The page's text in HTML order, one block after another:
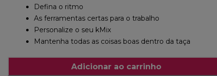
Defina o ritmo
As ferramentas certas para o trabalho
Personalize o seu kMix
Mantenha todas as coisas boas dentro da taça
Adicionar ao carrinho